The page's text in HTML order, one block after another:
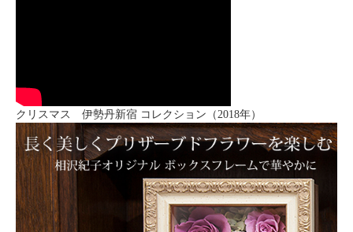
クリスマス 伊勢丹新宿 コレクション（2018年）